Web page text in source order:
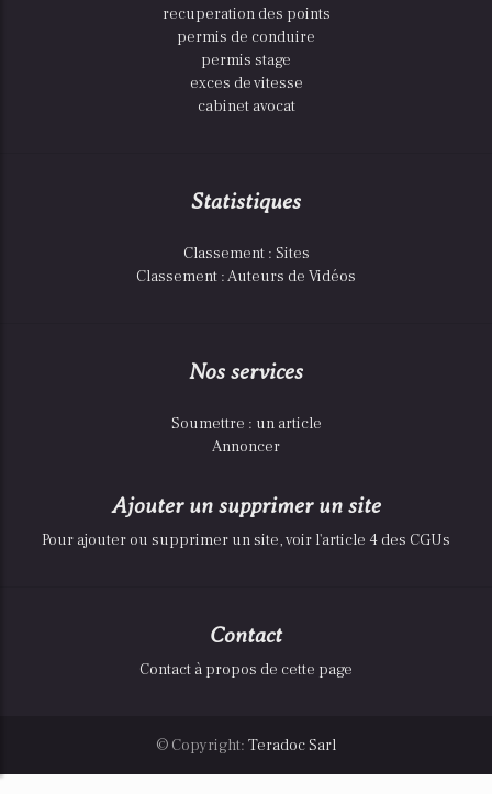
recuperation des points
permis de conduire
permis stage
exces de vitesse
cabinet avocat
Statistiques
Classement : Sites
Classement : Auteurs de Vidéos
Nos services
Soumettre : un article
Annoncer
Ajouter un supprimer un site
Pour ajouter ou supprimer un site, voir l'article 4 des CGUs
Contact
Contact à propos de cette page
© Copyright: Teradoc Sarl